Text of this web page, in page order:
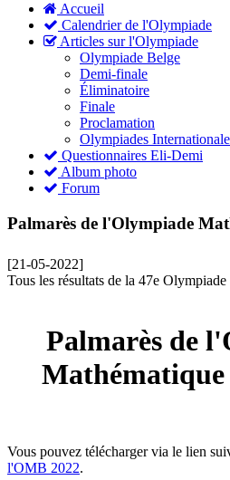
Accueil
Calendrier de l'Olympiade
Articles sur l'Olympiade
Olympiade Belge
Demi-finale
Éliminatoire
Finale
Proclamation
Olympiades
Questionnaires Eli-Demi
Album photo
Forum
Palmarès de l'Olympiade
[21-05-2022]
Tous les résultats de la 47e
Palmarès de
Mathématique
Vous pouvez télécharger via le lien
l'OMB 2022.